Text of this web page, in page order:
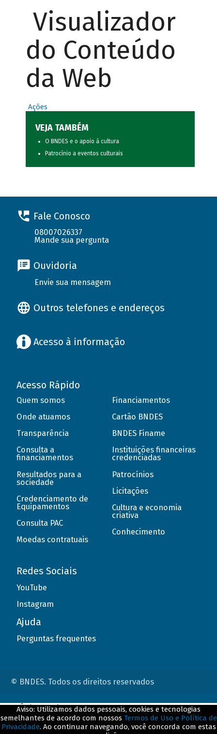
Visualizador
do Conteúdo
da Web
Ações
VEJA TAMBÉM
O BNDES e o apoio à cultura
Patrocínio a eventos culturais
Fale Conosco
08007026337
Mande sua pergunta
Ouvidoria
Envie sua mensagem
Outros telefones e endereços
Acesso à informação
Acesso Rápido
Quem somos
Onde atuamos
Transparência
Consulta a
financiamentos
Resultados para a
sociedade
Credenciamento de
Equipamentos
Consulta PAC
Moedas contratuais
Financiamentos
Cartão BNDES
BNDES Finame
Instituições financeiras
credenciadas
Patrocínios
Licitações
Cultura e economia
criativa
Conhecimento
Redes Sociais
YouTube
Instagram
Ajuda
Perguntas frequentes
© BNDES. Todos os direitos reservados
Aviso: Utilizamos dados pessoais, cookies e tecnologias
semelhantes de acordo com nossos Termos de Uso e Política de
Privacidade. Ao continuar navegando, você concorda com estas
ConteÃºdo complementar
${title}${badge}